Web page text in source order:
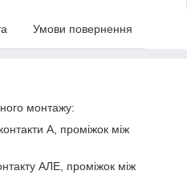
Умови повернення
монтажу:
А, проміжок між
АЛЕ, проміжок між